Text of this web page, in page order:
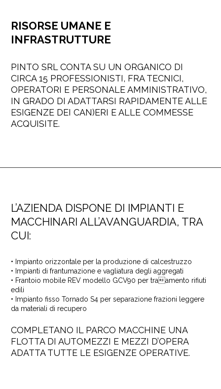
RISORSE UMANE E
INFRASTRUTTURE
PINTO SRL CONTA SU UN ORGANICO DI
CIRCA 15 PROFESSIONISTI, FRA TECNICI,
OPERATORI E PERSONALE AMMINISTRATIVO,
IN GRADO DI ADATTARSI RAPIDAMENTE ALLE
ESIGENZE DEI CAN)ERI E ALLE COMMESSE
ACQUISITE.
L’AZIENDA DISPONE DI IMPIANTI E
MACCHINARI ALL’AVANGUARDIA, TRA
CUI:
• Impianto orizzontale per la produzione di calcestruzzo
• Impianti di frantumazione e vagliatura degli aggregati
• Frantoio mobile REV modello GCV90 per traamento rifiuti
edili
• Impianto fisso Tornado S4 per separazione frazioni leggere
da materiali di recupero
COMPLETANO IL PARCO MACCHINE UNA
FLOTTA DI AUTOMEZZI E MEZZI D’OPERA
ADATTA TUTTE LE ESIGENZE OPERATIVE.